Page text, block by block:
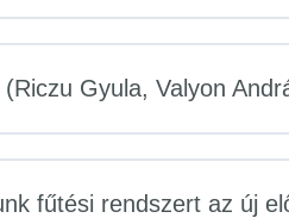
Gyula, Valyon
fűtési rendszert az új